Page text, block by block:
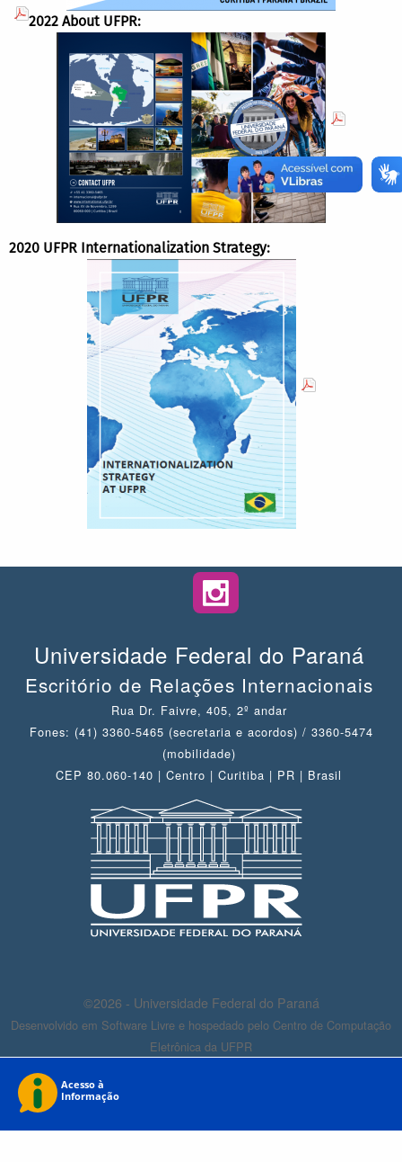
2022 About UFPR:
2020 UFPR Internationalization Strategy:
Universidade Federal do Paraná
Escritório de Relações Internacionais
Rua Dr. Faivre, 405, 2º andar
Fones: (41) 3360-5465 (secretaria e acordos) / 3360-5474
(mobilidade)
CEP 80.060-140 | Centro | Curitiba | PR | Brasil
©2026 - Universidade Federal do Paraná
Desenvolvido em Software Livre e hospedado pelo Centro de Computação
Eletrônica da UFPR